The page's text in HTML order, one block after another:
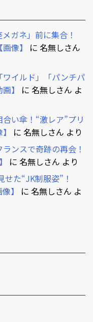
ガネ」前に集合！
像】
に 名無しさん
イルド」「パンチパ
】
に 名無しさん よ
い傘！“激レア”プリ
に 名無しさん より
ンスで奇跡の再会！
に 名無しさん より
た“JK制服姿”！
】
に 名無しさん よ